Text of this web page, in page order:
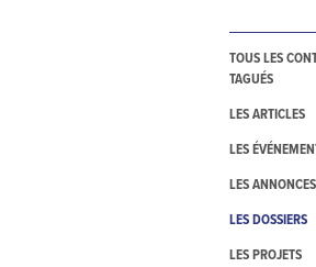
TOUS LES
TAGUÉS
LES ARTICLES
LES
LES ANNONCES
LES DOSSIERS
LES PROJETS